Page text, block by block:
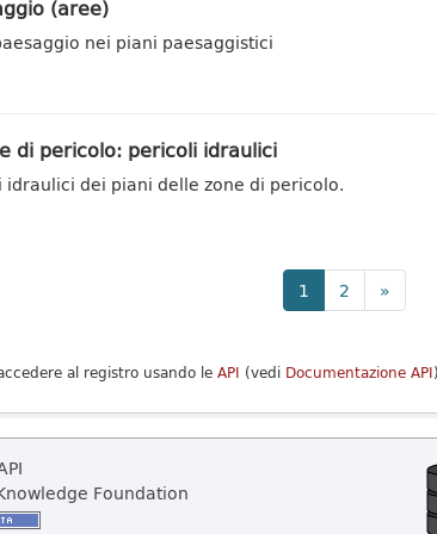
(aree)
nei piani paesaggistici
di pericolo: pericoli idraulici
idraulici dei piani delle zone di pericolo.
1 2 »
al registro usando le API (vedi Documentazione API
Foundation